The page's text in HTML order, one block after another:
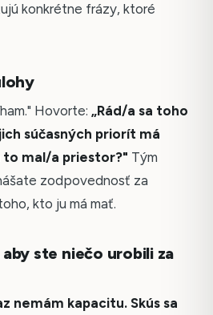
konkrétne frázy, ktoré
Hovorte: „Rád/a sa toho
súčasných priorít má
to mal/a priestor?" Tým
zodpovednosť za
kto ju má mať.
ste niečo urobili za
nemám kapacitu. Skús sa